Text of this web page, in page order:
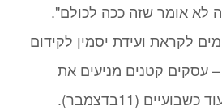
לא אומר שזה ככה לכולם".
לקראת ועידת יסמין לקידום
עסקים קטנים מניעים את
הכלכלה, שתתקיים בעוד כשבועיים (11בדצמבר).